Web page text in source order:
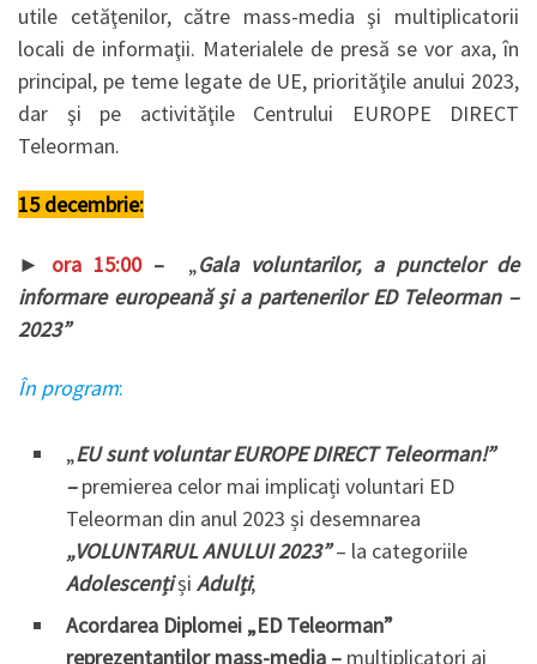
utile cetăţenilor, către mass-media şi multiplicatorii
locali de informaţii. Materialele de presă se vor axa, în
principal, pe teme legate de UE, priorităţile anului 2023,
dar şi pe activităţile Centrului EUROPE DIRECT
Teleorman.
15 decembrie:
► ora 15:00– „Gala voluntarilor, a punctelor de
informare europeană și a partenerilor ED Teleorman –
2023”
În program:
„EU sunt voluntar EUROPE DIRECT Teleorman!”
–premierea celor mai implicați voluntari ED
Teleorman din anul 2023 și desemnarea
„VOLUNTARUL ANULUI 2023”– la categoriile
Adolescențiși Adulți;
Acordarea Diplomei „ED Teleorman”
reprezentanților mass-media – multiplicatori ai